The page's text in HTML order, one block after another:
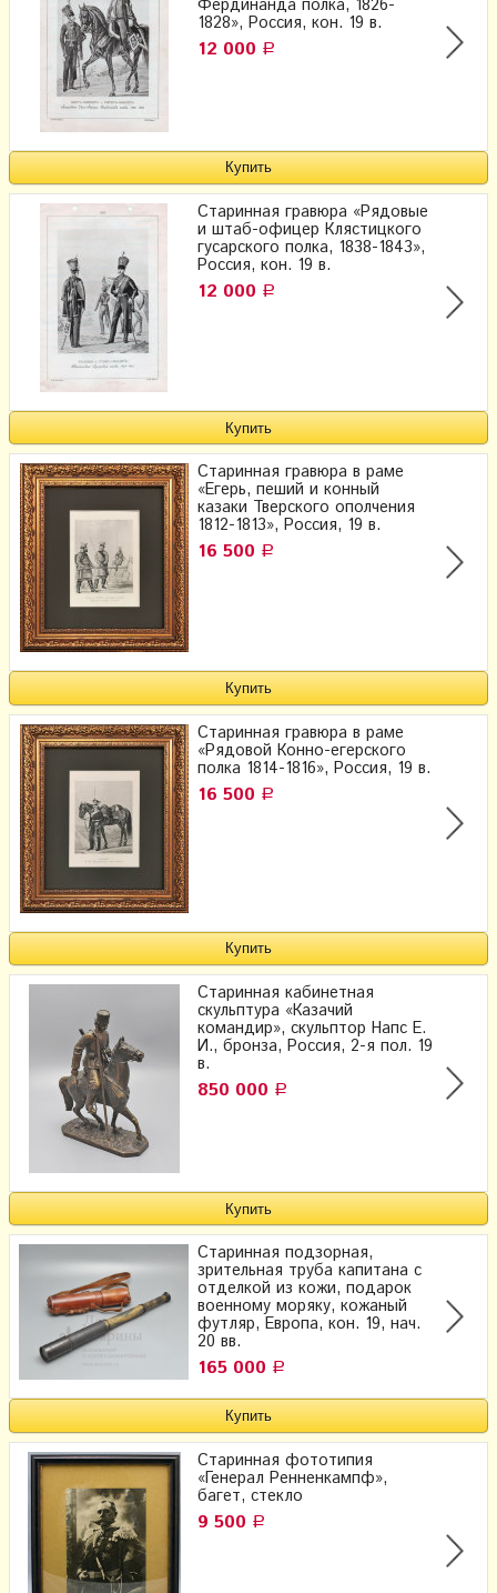
Фердинанда полка, 1826-
1828», Россия, кон. 19 в.
12 000 Р
Старинная гравюра «Рядовые
и штаб-офицер Клястицкого
гусарского полка, 1838-1843»,
Россия, кон. 19 в.
12 000 Р
Старинная гравюра в раме
«Егерь, пеший и конный
казаки Тверского ополчения
1812-1813», Россия, 19 в.
16 500 Р
Старинная гравюра в раме
«Рядовой Конно-егерского
полка 1814-1816», Россия, 19 в.
16 500 Р
Старинная кабинетная
скульптура «Казачий
командир», скульптор Напс Е.
И., бронза, Россия, 2-я пол. 19
в.
850 000 Р
Старинная подзорная,
зрительная труба капитана с
отделкой из кожи, подарок
военному моряку, кожаный
футляр, Европа, кон. 19, нач.
20 вв.
165 000 Р
Старинная фототипия
«Генерал Ренненкампф»,
багет, стекло
9 500 Р